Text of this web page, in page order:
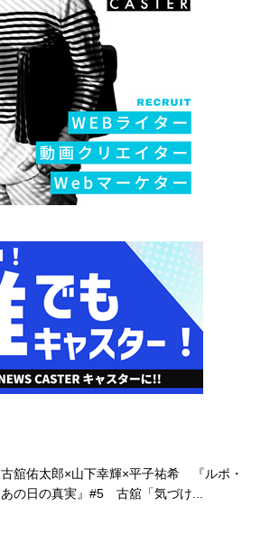
古舘佑太郎×山下幸輝×平子祐希 『ルポ・
あの日の真実』#5 古舘「気づけ...